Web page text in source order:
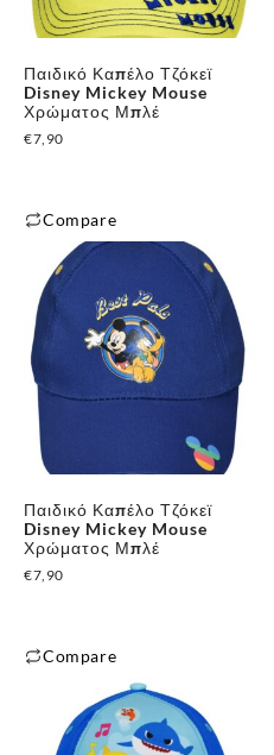
επιλογές
να
επιλεγούν
στη
προϊόντος
Παιδικό Καπέλο Τζόκεϊ
Disney Mickey Mouse
Χρώματος Μπλέ
€7,90
Compare
προϊόν
έχει
πολλαπλές
παραλλαγές.
Οι
επιλογές
να
επιλεγούν
στη
προϊόντος
Παιδικό Καπέλο Τζόκεϊ
Disney Mickey Mouse
Χρώματος Μπλέ
€7,90
Compare
προϊόν